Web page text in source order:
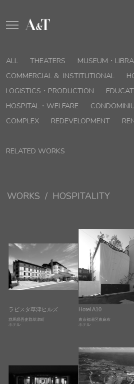
ALL THEATERS MUSEUM・
COMMERCIAL & INSTITUTIONAL
LOGISTICS・PRODUCTION
HOSPITAL・WELFARE
COMPLEX
REDEVELOPMENT
RELATED WORKS
WORKS / HOSPITALITY
ラビスタ草津ヒルズ
群馬県吾妻郡草津町
ホテル
Hotel A10
東京都港区東麻布
ホテル